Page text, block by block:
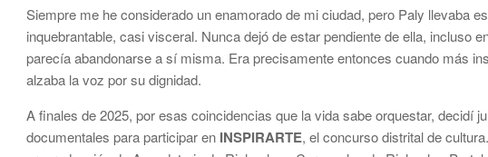
Siempre me he considerado un enamorado de mi ciudad, pero Paly llevaba
inquebrantable, casi visceral. Nunca dejó de estar pendiente de ella, incluso
parecía abandonarse a sí misma. Era precisamente entonces cuando más
alzaba la voz por su dignidad.
A finales de 2025, por esas coincidencias que la vida sabe orquestar, decidí
documentales para participar en INSPIRARTE, el concurso distrital de